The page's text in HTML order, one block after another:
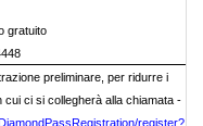
gratuito
preliminare, per ridurre i
cui ci si collegherà alla chiamata -
register?